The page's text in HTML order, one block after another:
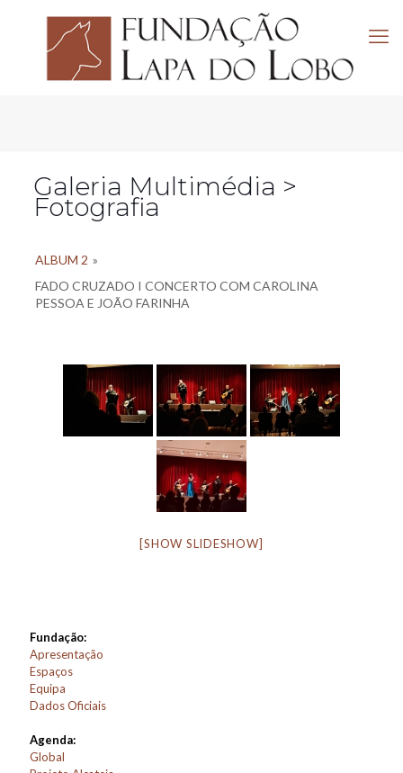
Galeria Multimédia >
Fotografia
ALBUM 2 »
FADO CRUZADO I CONCERTO COM CAROLINA
PESSOA E JOÃO FARINHA
[SHOW SLIDESHOW]
Fundação:
Apresentação
Espaços
Equipa
Dados Oficiais
Agenda:
Global